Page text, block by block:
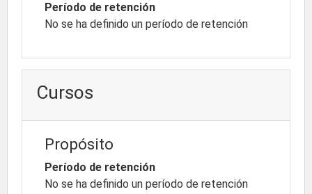
Período de retención
No se ha definido un período de retención
Cursos
Propósito
Período de retención
No se ha definido un período de retención